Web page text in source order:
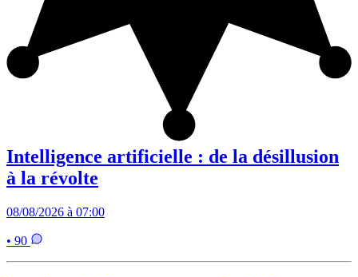
Intelligence artificielle : de la désillusion
à la révolte
08/08/2026 à 07:00
• 90